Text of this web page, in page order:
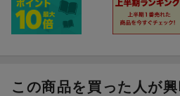
この商品を買った人が